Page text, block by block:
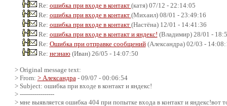
Re: ошибка при входе в контакт (катя) 07/12 - 22:14:05
Re: ошибка при входе в контакт (Михаил) 08/01 - 23:49:16
Re: ошибка при входе в контакт (Настёна) 12/01 - 14:41:36
Re: ошибка при входе в контакт и яндекс! (Владимир) 28/01 -
Re: Ошибка при отправке сообщений(Александра) 02/03 -
Re: незнаю(Иван) 26/05 - 14:07:50
> Original message text:
> From: > Александра - 09/07 - 00:06:54
> Subject: ошибка при входе в контакт и яндекс!
> -----------------
> мне выявляется ошибка 404 при попытке входа в контакт и яндекс!вот